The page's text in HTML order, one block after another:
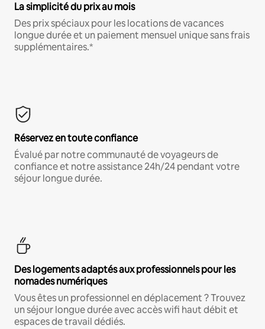
La simplicité du prix au mois
Des prix spéciaux pour les locations de vacances
longue durée et un paiement mensuel unique sans frais
supplémentaires.*
Réservez en toute confiance
Évalué par notre communauté de voyageurs de
confiance et notre assistance 24h/24 pendant votre
séjour longue durée.
Des logements adaptés aux professionnels pour les
nomades numériques
Vous êtes un professionnel en déplacement ? Trouvez
un séjour longue durée avec accès wifi haut débit et
espaces de travail dédiés.